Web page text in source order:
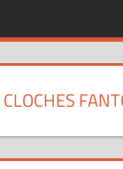
–
CLOCHES